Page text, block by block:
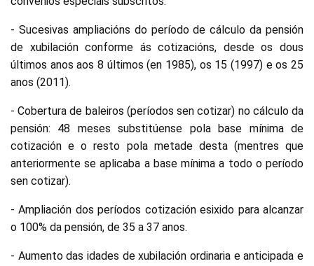
- Sucesivas ampliacións do período de cálculo da pensión
de xubilación conforme ás cotizacións, desde os dous
últimos anos aos 8 últimos (en 1985), os 15 (1997) e os 25
anos (2011).
- Cobertura de baleiros (períodos sen cotizar) no cálculo da
pensión: 48 meses substitúense pola base mínima de
cotización e o resto pola metade desta (mentres que
anteriormente se aplicaba a base mínima a todo o período
sen cotizar).
- Ampliación dos períodos cotización esixido para alcanzar
o 100% da pensión, de 35 a 37 anos.
- Aumento das idades de xubilación ordinaria e anticipada e